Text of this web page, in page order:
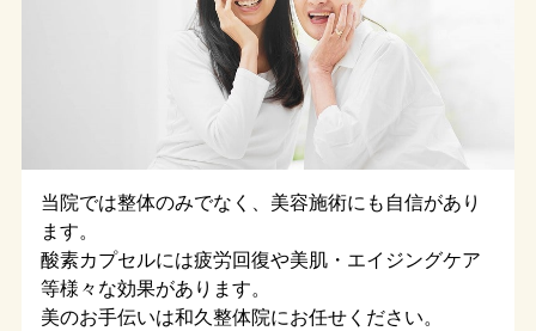
当院では整体のみでなく、美容施術にも自信があり
ます。
酸素カプセルには疲労回復や美肌・エイジングケア
等様々な効果があります。
美のお手伝いは和久整体院にお任せください。